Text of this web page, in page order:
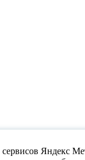
Яндекс